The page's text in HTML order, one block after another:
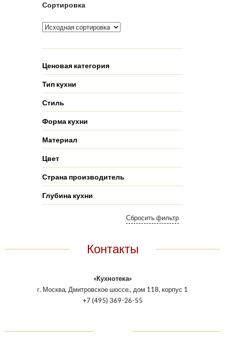
Сортировка
Ценовая категория
Тип кухни
Стиль
Форма кухни
Материал
Цвет
Страна производитель
Глубина кухни
Контакты
«Кухнотека»
г. Москва, Дмитровское шоссе., дом 118, корпус 1
+7 (495) 369-26-55